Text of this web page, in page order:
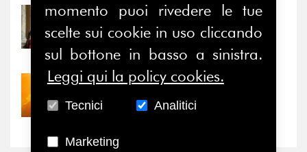
31/07/2026
Prima della pausa estiva,
il valore di...
30/07/2026
Nove anni dopo la
momento puoi rivedere le tue
scelte sui cookie in uso cliccando
sul bottone in basso a sinistra.
Leggi qui la policy cookies.
Tecnici Analitici
Marketing